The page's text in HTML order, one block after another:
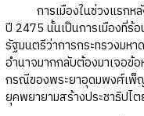
การเมืองในช่วงแรกหลั
ปี 2475 นั้นเป็นการเมืองที่ร้
รัฐมนตรีว่าการกระทรวงมห
อำนาจมากกลับต้องมาเจอข้
กรณีของพระยาอุดมพงศ์เพ็
ยุคพยายามสร้างประชาธิปไต